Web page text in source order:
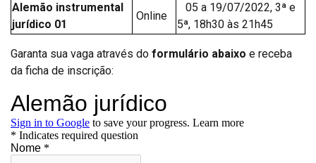
Alemão instrumental
jurídico 01
Online
05 a 19/07/2022, 3ª e
5ª, 18h30 às 21h45
Garanta sua vaga através do formulário abaixo e receba
da ficha de inscrição: